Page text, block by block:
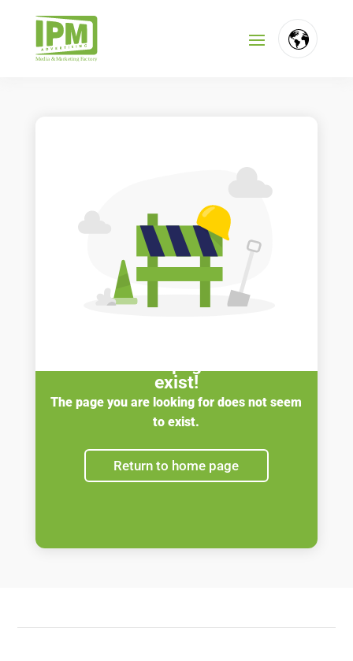
exist!
The page you are looking for does not seem
to exist.
Return to home page